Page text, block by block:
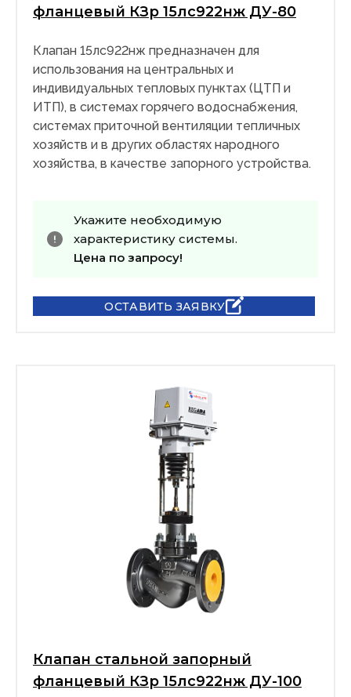
фланцевый КЗр 15лс922нж ДУ-80
Клапан 15лс922нж предназначен для
использования на центральных и
индивидуальных тепловых пунктах (ЦТП и
ИТП), в системах горячего водоснабжения,
системах приточной вентиляции тепличных
хозяйств и в других областях народного
хозяйства, в качестве запорного устройства.
Укажите необходимую
характеристику системы.
Цена по запросу!
ОСТАВИТЬ ЗАЯВКУ
Клапан стальной запорный
фланцевый КЗр 15лс922нж ДУ-100